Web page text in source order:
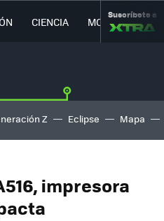
CIENCIA MOVILIDAD
Suscríbete a
Z Eclipse Mapa
impresora